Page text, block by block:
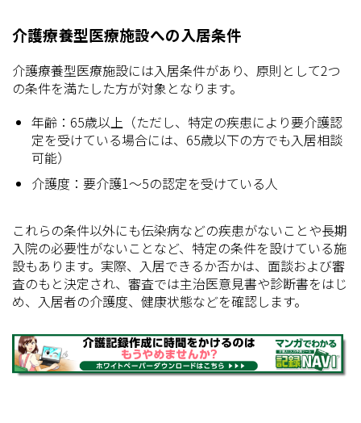
介護療養型医療施設への入居条件
介護療養型医療施設には入居条件があり、原則として2つ
の条件を満たした方が対象となります。
年齢：65歳以上（ただし、特定の疾患により要介護認
定を受けている場合には、65歳以下の方でも入居相談
可能）
介護度：要介護1～5の認定を受けている人
これらの条件以外にも伝染病などの疾患がないことや長期
入院の必要性がないことなど、特定の条件を設けている施
設もあります。実際、入居できるか否かは、面談および審
査のもと決定され、審査では主治医意見書や診断書をはじ
め、入居者の介護度、健康状態などを確認します。